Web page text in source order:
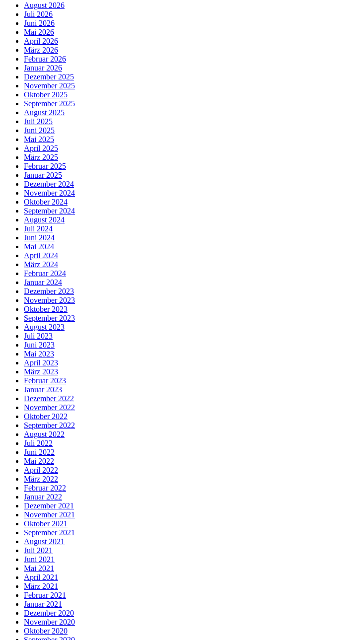
August 2026
Juli 2026
Juni 2026
Mai 2026
April 2026
März 2026
Februar 2026
Januar 2026
Dezember 2025
November 2025
Oktober 2025
September 2025
August 2025
Juli 2025
Juni 2025
Mai 2025
April 2025
März 2025
Februar 2025
Januar 2025
Dezember 2024
November 2024
Oktober 2024
September 2024
August 2024
Juli 2024
Juni 2024
Mai 2024
April 2024
März 2024
Februar 2024
Januar 2024
Dezember 2023
November 2023
Oktober 2023
September 2023
August 2023
Juli 2023
Juni 2023
Mai 2023
April 2023
März 2023
Februar 2023
Januar 2023
Dezember 2022
November 2022
Oktober 2022
September 2022
August 2022
Juli 2022
Juni 2022
Mai 2022
April 2022
März 2022
Februar 2022
Januar 2022
Dezember 2021
November 2021
Oktober 2021
September 2021
August 2021
Juli 2021
Juni 2021
Mai 2021
April 2021
März 2021
Februar 2021
Januar 2021
Dezember 2020
November 2020
Oktober 2020